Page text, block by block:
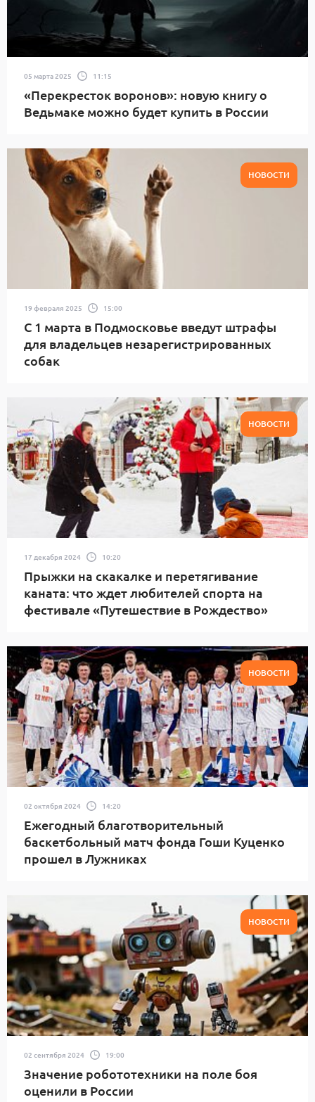
05 марта 2025 11:15
«Перекресток воронов»: новую книгу о
Ведьмаке можно будет купить в России
НОВОСТИ
19 февраля 2025 15:00
С 1 марта в Подмосковье введут штрафы
для владельцев незарегистрированных
собак
НОВОСТИ
17 декабря 2024 10:20
Прыжки на скакалке и перетягивание
каната: что ждет любителей спорта на
фестивале «Путешествие в Рождество»
НОВОСТИ
02 октября 2024 14:20
Ежегодный благотворительный
баскетбольный матч фонда Гоши Куценко
прошел в Лужниках
НОВОСТИ
02 сентября 2024 19:00
Значение робототехники на поле боя
оценили в России